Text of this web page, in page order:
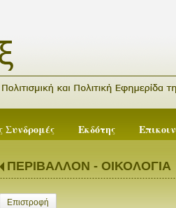
Συνδρομές Εκδότης
ΠΕΡΙΒΑΛΛΟΝ - ΟΙΚΟΛΟΓΙΑ
Επιστροφή